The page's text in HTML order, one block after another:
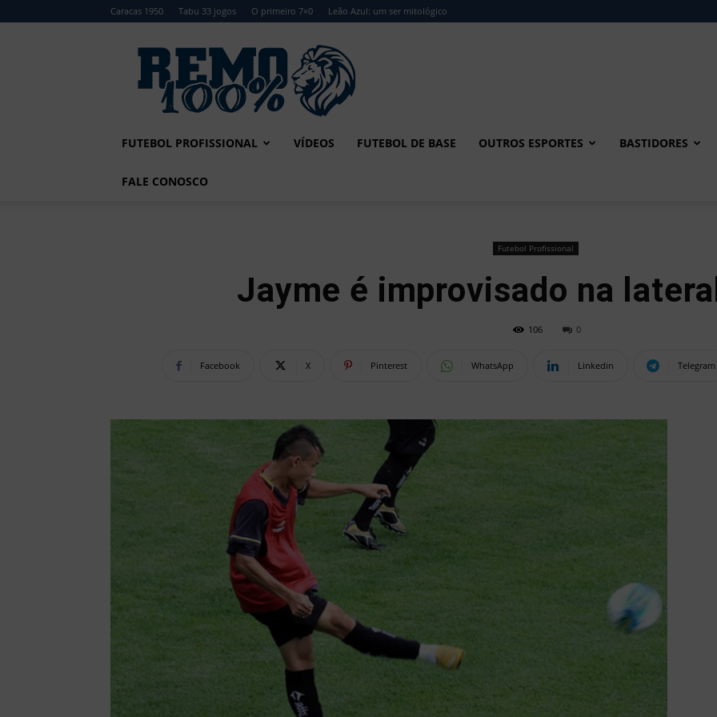
Caracas 1950 Tabu 33 jogos O primeiro 7×0 Leão Azul: um ser mitológico
Remo
FUTEBOL PROFISSIONAL VÍDEOS FUTEBOL DE BASE OUTROS ESPORTES BASTIDORES
FALE CONOSCO
Futebol Profissional
Jayme é improvisado na
106 0
Facebook X Pinterest WhatsApp Linkedin Telegram